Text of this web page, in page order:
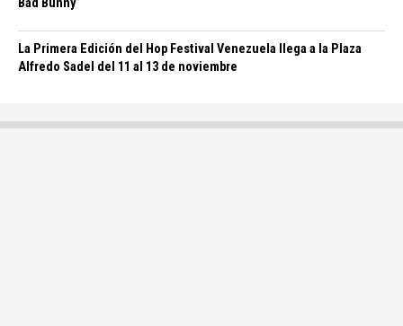
Bad Bunny
La Primera Edición del Hop Festival Venezuela llega a la Plaza
Alfredo Sadel del 11 al 13 de noviembre